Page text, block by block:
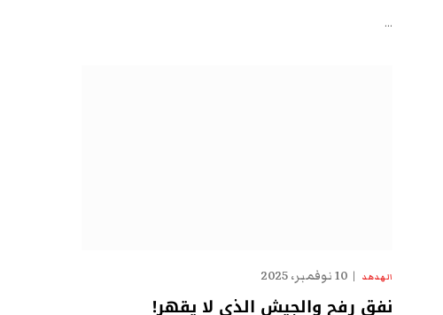
…
الهدهد 10 نوفمبر، 2025
نفق رفح والجيش الذي لا يقهر!